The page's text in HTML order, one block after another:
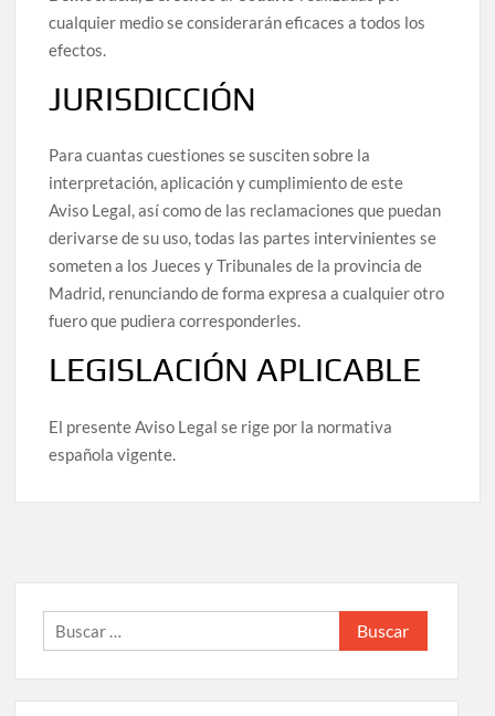
cualquier medio se considerarán eficaces a todos los
efectos.
JURISDICCIÓN
Para cuantas cuestiones se susciten sobre la
interpretación, aplicación y cumplimiento de este
Aviso Legal, así como de las reclamaciones que puedan
derivarse de su uso, todas las partes intervinientes se
someten a los Jueces y Tribunales de la provincia de
Madrid, renunciando de forma expresa a cualquier otro
fuero que pudiera corresponderles.
LEGISLACIÓN APLICABLE
El presente Aviso Legal se rige por la normativa
española vigente.
Buscar: